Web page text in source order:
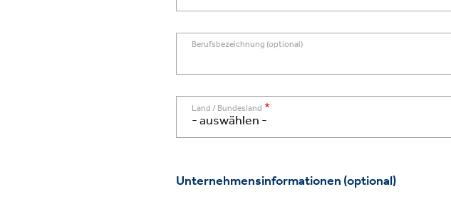
Berufsbezeichnung (optional)
Land / Bundesland
Unternehmensinformationen (optional)